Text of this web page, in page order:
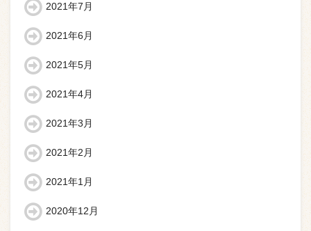
2021年7月
2021年6月
2021年5月
2021年4月
2021年3月
2021年2月
2021年1月
2020年12月